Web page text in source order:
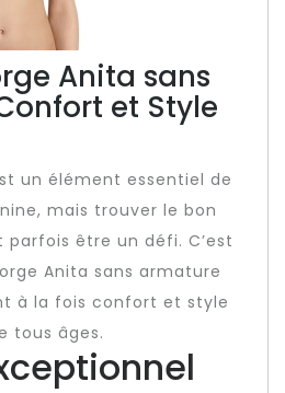
Anita sans
et Style
un élément essentiel de
mais trouver le bon
être un défi. C’est
Anita sans armature
à la fois confort et style
tous âges.